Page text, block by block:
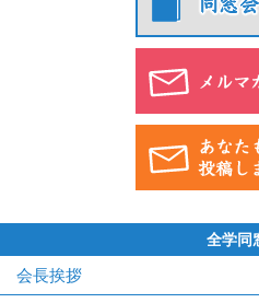
全学同
会長挨拶